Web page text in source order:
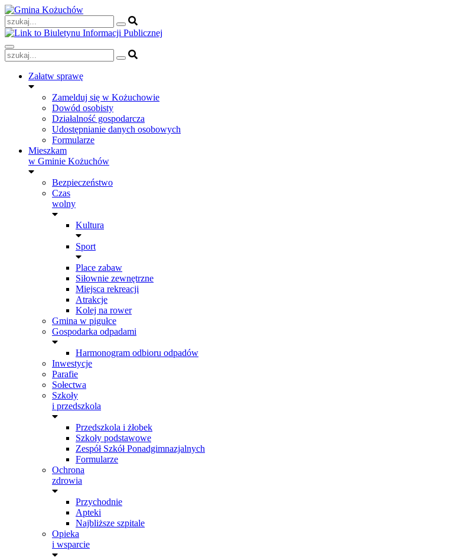
Skip
to
content
Załatw sprawę
Zamelduj się w Kożuchowie
Dowód osobisty
Działalność gospodarcza
Udostępnianie danych osobowych
Formularze
Mieszkam
w Gminie Kożuchów
Bezpieczeństwo
Czas
wolny
Kultura
Sport
Place zabaw
Siłownie zewnętrzne
Miejsca rekreacji
Atrakcje
Kolej na rower
Gmina w pigułce
Gospodarka odpadami
Harmonogram odbioru odpadów
Inwestycje
Parafie
Sołectwa
Szkoły
i przedszkola
Przedszkola i żłobek
Szkoły podstawowe
Zespół Szkół Ponadgimnazjalnych
Formularze
Ochrona
zdrowia
Przychodnie
Apteki
Najbliższe szpitale
Opieka
i wsparcie